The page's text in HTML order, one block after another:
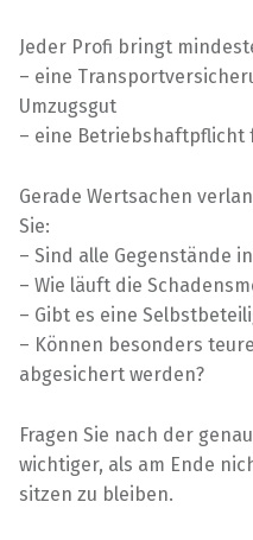
Jeder Profi bringt
– eine
Umzugsgut
– eine Betriebshaftpflicht
Gerade Wertsachen
Sie:
– Sind alle Gegenstände
– Wie läuft die
– Gibt es eine
– Können besonders
abgesichert werden?
Fragen Sie nach der
wichtiger, als am Ende
sitzen zu bleiben.